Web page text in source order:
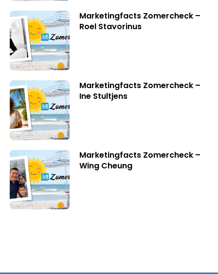
Marketingfacts Zomercheck –
Roel Stavorinus
Marketingfacts Zomercheck –
Ine Stultjens
Marketingfacts Zomercheck –
Wing Cheung